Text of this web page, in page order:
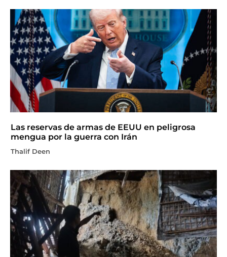
Las reservas de armas de EEUU en peligrosa
mengua por la guerra con Irán
Thalif Deen